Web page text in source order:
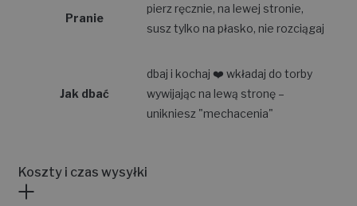
Pranie
pierz ręcznie, na lewej stronie,
susz tylko na płasko, nie rozciągaj
Jak dbać
dbaj i kochaj ❤️ wkładaj do torby
wywijając na lewą stronę –
unikniesz "mechacenia"
Koszty i czas wysyłki